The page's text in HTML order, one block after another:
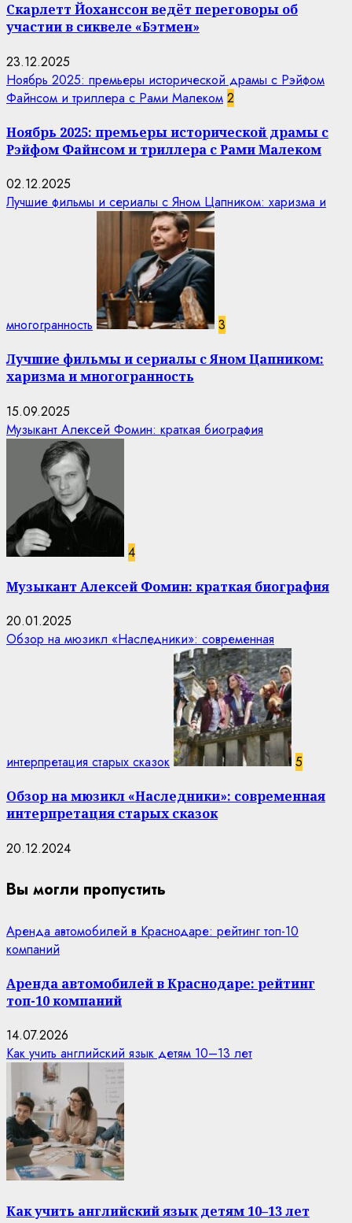
Скарлетт Йоханссон ведёт переговоры об
участии в сиквеле «Бэтмен»
23.12.2025
Ноябрь 2025: премьеры исторической драмы с Рэйфом
Файнсом и триллера с Рами Малеком 2
Ноябрь 2025: премьеры исторической драмы с
Рэйфом Файнсом и триллера с Рами Малеком
02.12.2025
Лучшие фильмы и сериалы с Яном Цапником: харизма и
многогранность 3
Лучшие фильмы и сериалы с Яном Цапником:
харизма и многогранность
15.09.2025
Музыкант Алексей Фомин: краткая биография
4
Музыкант Алексей Фомин: краткая биография
20.01.2025
Обзор на мюзикл «Наследники»: современная
интерпретация старых сказок 5
Обзор на мюзикл «Наследники»: современная
интерпретация старых сказок
20.12.2024
Вы могли пропустить
Аренда автомобилей в Краснодаре: рейтинг топ-10
компаний
Аренда автомобилей в Краснодаре: рейтинг
топ-10 компаний
14.07.2026
Как учить английский язык детям 10–13 лет
Как учить английский язык детям 10–13 лет